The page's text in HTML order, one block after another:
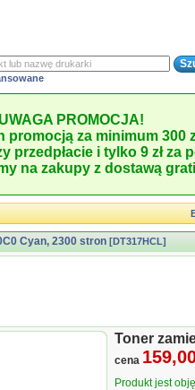
UWAGA PROMOCJA!
za minimum 300
przedpłacie i tylko 9 zł za
na zakupy z dostawą
Cyan, 2300 stron [DT317HCL]
Toner
cena
Produkt jest